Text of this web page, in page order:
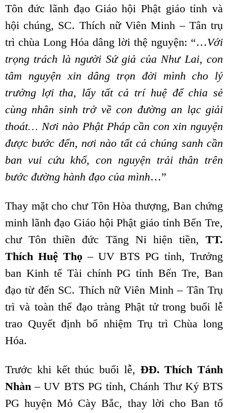
Tôn đức lãnh đạo Giáo hội Phật giáo tỉnh và
hội chúng, SC. Thích nữ Viên Minh – Tân trụ
trì chùa Long Hóa dâng lời thệ nguyện: “…Với
trọng trách là người Sứ giả của Như Lai, con
tâm nguyện xin dâng trọn đời mình cho lý
trưởng lợi tha, lấy tất cả trí huệ để chia sẻ
cùng nhân sinh trở về con đường an lạc giải
thoát… Nơi nào Phật Pháp cần con xin nguyện
được bước đến, nơi nào tất cả chúng sanh cần
ban vui cứu khổ, con nguyện trải thân trên
bước đường hành đạo của mình…”
Thay mặt cho chư Tôn Hòa thượng, Ban chứng
minh lãnh đạo Giáo hội Phật giáo tỉnh Bến Tre,
chư Tôn thiền đức Tăng Ni hiện tiền, TT.
Thích Huệ Thọ – UV BTS PG tỉnh, Trưởng
ban Kinh tế Tài chính PG tỉnh Bến Tre, Ban
đạo từ đến SC. Thích nữ Viên Minh – Tân Trụ
trì và toàn thể đạo tràng Phật tử trong buổi lễ
trao Quyết định bổ nhiệm Trụ trì Chùa long
Hóa.
Trước khi kết thúc buổi lễ, ĐĐ. Thích Tánh
Nhàn – UV BTS PG tỉnh, Chánh Thư Ký BTS
PG huyện Mỏ Cày Bắc, thay lời cho Ban tổ